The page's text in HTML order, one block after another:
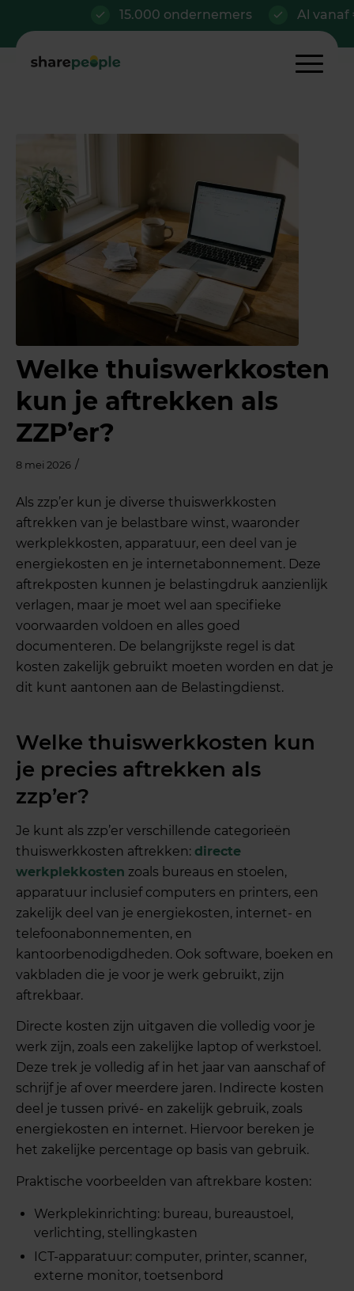
15.000 ondernemers Al vanaf €42/
Welke thuiswerkkosten
kun je aftrekken als
ZZP’er?
8 mei 2026 /
Als zzp’er kun je diverse thuiswerkkosten
aftrekken van je belastbare winst, waaronder
werkplekkosten, apparatuur, een deel van je
energiekosten en je internetabonnement. Deze
aftrekposten kunnen je belastingdruk aanzienlijk
verlagen, maar je moet wel aan specifieke
voorwaarden voldoen en alles goed
documenteren. De belangrijkste regel is dat
kosten zakelijk gebruikt moeten worden en dat je
dit kunt aantonen aan de Belastingdienst.
Welke thuiswerkkosten kun
je precies aftrekken als
zzp’er?
Je kunt als zzp’er verschillende categorieën
thuiswerkkosten aftrekken: directe
werkplekkosten zoals bureaus en stoelen,
apparatuur inclusief computers en printers, een
zakelijk deel van je energiekosten, internet- en
telefoonabonnementen, en
kantoorbenodigdheden. Ook software, boeken en
vakbladen die je voor je werk gebruikt, zijn
aftrekbaar.
Directe kosten zijn uitgaven die volledig voor je
werk zijn, zoals een zakelijke laptop of werkstoel.
Deze trek je volledig af in het jaar van aanschaf of
schrijf je af over meerdere jaren. Indirecte kosten
deel je tussen privé- en zakelijk gebruik, zoals
energiekosten en internet. Hiervoor bereken je
het zakelijke percentage op basis van gebruik.
Praktische voorbeelden van aftrekbare kosten:
Werkplekinrichting: bureau, bureaustoel,
verlichting, stellingkasten
ICT-apparatuur: computer, printer, scanner,
externe monitor, toetsenbord